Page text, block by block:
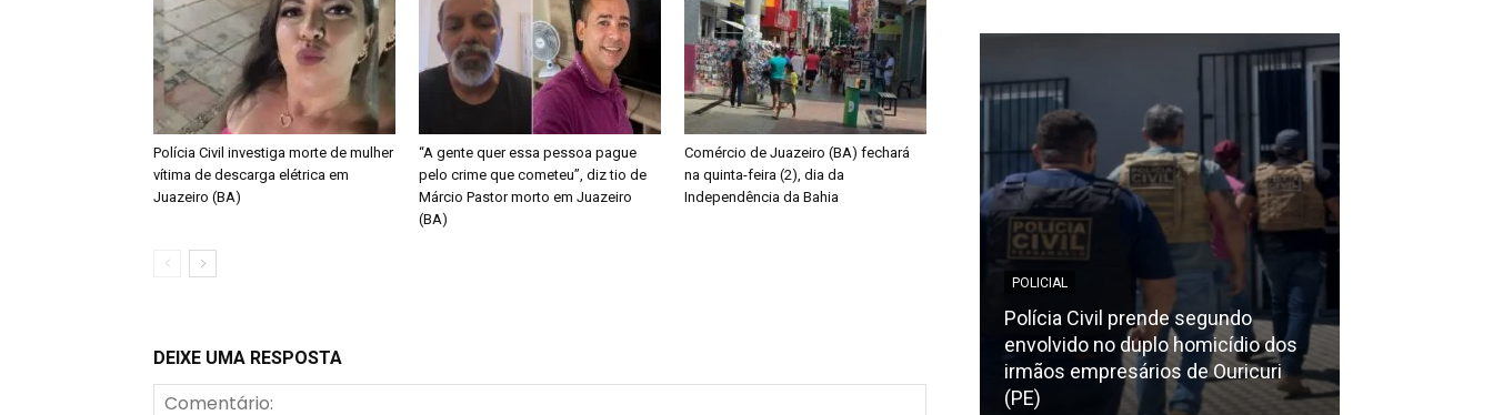
Polícia Civil investiga morte de mulher
vítima de descarga elétrica em
Juazeiro (BA)
“A gente quer essa pessoa pague
pelo crime que cometeu”, diz tio de
Márcio Pastor morto em Juazeiro
(BA)
Comércio de Juazeiro (BA) fechará
na quinta-feira (2), dia da
Independência da Bahia
DEIXE UMA RESPOSTA
POLICIAL
Polícia Civil prende segundo
envolvido no duplo homicídio dos
irmãos empresários de Ouricuri
(PE)